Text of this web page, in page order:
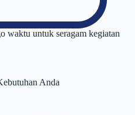
waktu untuk seragam kegiatan
Anda